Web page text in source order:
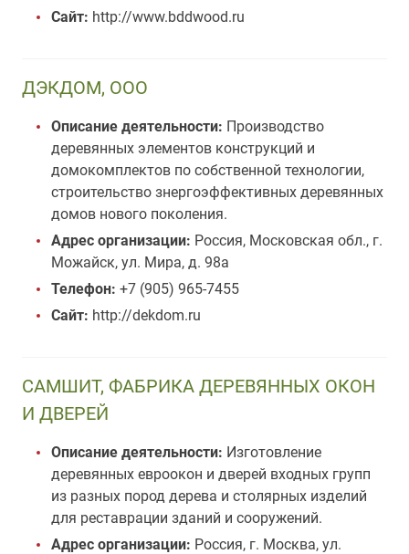
Сайт: http://www.bddwood.ru
ДЭКДОМ, ООО
Описание деятельности: Производство
деревянных элементов конструкций и
домокомплектов по собственной технологии,
строительство знергоэффективных деревянных
домов нового поколения.
Адрес организации: Россия, Московская обл., г.
Можайск, ул. Мира, д. 98а
Телефон: +7 (905) 965-7455
Сайт: http://dekdom.ru
САМШИТ, ФАБРИКА ДЕРЕВЯННЫХ ОКОН
И ДВЕРЕЙ
Описание деятельности: Изготовление
деревянных евроокон и дверей входных групп
из разных пород дерева и столярных изделий
для реставрации зданий и сооружений.
Адрес организации: Россия, г. Москва, ул.